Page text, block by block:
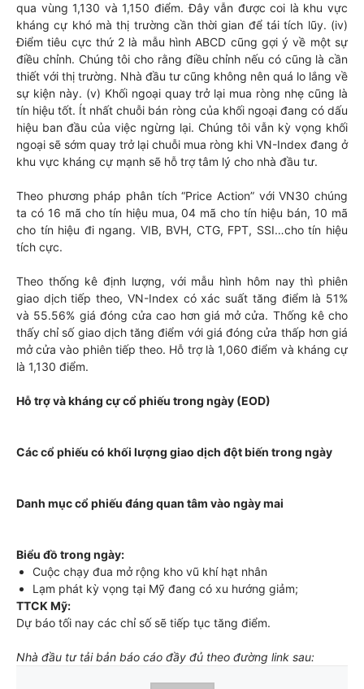
qua vùng 1,130 và 1,150 điểm. Đây vẫn được coi là khu vực
kháng cự khó mà thị trường cần thời gian để tái tích lũy. (iv)
Điểm tiêu cực thứ 2 là mẫu hình ABCD cũng gợi ý về một sự
điều chỉnh. Chúng tôi cho rằng điều chỉnh nếu có cũng là cần
thiết với thị trường. Nhà đầu tư cũng không nên quá lo lắng về
sự kiện này. (v) Khối ngoại quay trở lại mua ròng nhẹ cũng là
tín hiệu tốt. Ít nhất chuỗi bán ròng của khối ngoại đang có dấu
hiệu ban đầu của việc ngừng lại. Chúng tôi vẫn kỳ vọng khối
ngoại sẽ sớm quay trở lại chuỗi mua ròng khi VN-Index đang ở
khu vực kháng cự mạnh sẽ hỗ trợ tâm lý cho nhà đầu tư.
Theo phương pháp phân tích “Price Action” với VN30 chúng
ta có 16 mã cho tín hiệu mua, 04 mã cho tín hiệu bán, 10 mã
cho tín hiệu đi ngang. VIB, BVH, CTG, FPT, SSI…cho tín hiệu
tích cực.
Theo thống kê định lượng, với mẫu hình hôm nay thì phiên
giao dịch tiếp theo, VN-Index có xác suất tăng điểm là 51%
và 55.56% giá đóng cửa cao hơn giá mở cửa. Thống kê cho
thấy chỉ số giao dịch tăng điểm với giá đóng cửa thấp hơn giá
mở cửa vào phiên tiếp theo. Hỗ trợ là 1,060 điểm và kháng cự
là 1,130 điểm.
Hỗ trợ và kháng cự cổ phiếu trong ngày (EOD)
Các cổ phiếu có khối lượng giao dịch đột biến trong ngày
Danh mục cổ phiếu đáng quan tâm vào ngày mai
Biểu đồ trong ngày:
Cuộc chạy đua mở rộng kho vũ khí hạt nhân
Lạm phát kỳ vọng tại Mỹ đang có xu hướng giảm;
TTCK Mỹ:
Dự báo tối nay các chỉ số sẽ tiếp tục tăng điểm.
Nhà đầu tư tải bản báo cáo đầy đủ theo đường link sau: